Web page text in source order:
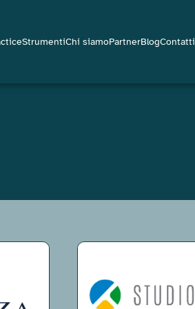
StrumentiChi siamoPartnerBlogContatti